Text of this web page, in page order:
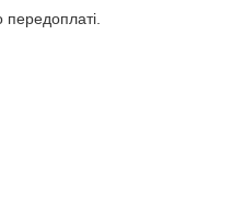
передоплаті.